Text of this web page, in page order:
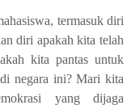
termasuk diri
diri apakah kita telah
kita pantas untuk
negara ini? Mari kita
yang dijaga